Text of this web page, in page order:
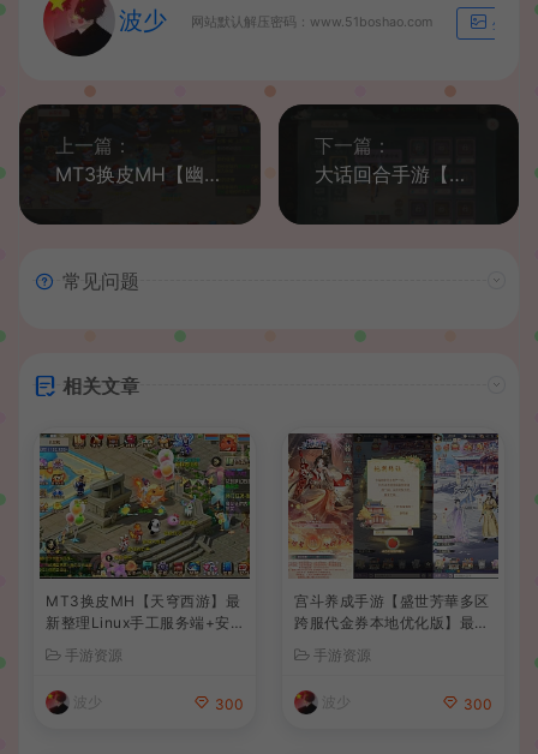
波少 网站默认解压密码：www.51boshao.com 生成海
上一篇：
MT3换皮MH【幽魂西游】最新整理Linux手工服务端+安卓苹果双端+GM后台+详细搭建教程+全套源码+赞助攻略掉落说明
下一篇：
大话回合手游【天空西游之超变法门破天西游】最新整理linux服务端+安卓+总后台+详细搭建教程+全套源码+视频教程
常见问题
相关文章
MT3换皮MH【天穹西游】最
新整理Linux手工服务端+安
卓苹果双端+GM后台+详细搭
建教程+全套源码+视频教程
手游资源
波少 300
宫斗养成手游【盛世芳華多区
跨服代金券本地优化版】最新
整理单机一键即玩端+Linux
手工服务端+CDK授权后台
+安卓+详细搭建教程
手游资源
波少 300